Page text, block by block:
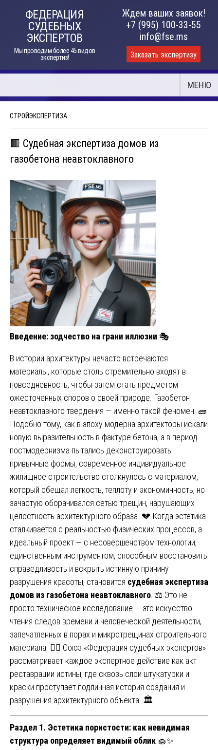
ФЕДЕРАЦИЯ
СУДЕБНЫХ
ЭКСПЕРТОВ
Мы проводим более 45 видов
экспертиз!
Ждем ваших заявок!
+7 (995) 100-33-55
info@fse.ms
Заказать экспертизу
МЕНЮ
СТРОЙЭКСПЕРТИЗА
🟥 Судебная экспертиза домов из
газобетона неавтоклавного
Введение: зодчество на грани иллюзии 🎭
В истории архитектуры нечасто встречаются
материалы, которые столь стремительно входят в
повседневность, чтобы затем стать предметом
ожесточенных споров о своей природе. Газобетон
неавтоклавного твердения — именно такой феномен. 🧱
Подобно тому, как в эпоху модерна архитекторы искали
новую выразительность в фактуре бетона, а в период
постмодернизма пытались деконструировать
привычные формы, современное индивидуальное
жилищное строительство столкнулось с материалом,
который обещал легкость, теплоту и экономичность, но
зачастую оборачивался сетью трещин, нарушающих
целостность архитектурного образа. 💔 Когда эстетика
сталкивается с реальностью физических процессов, а
идеальный проект — с несовершенством технологии,
единственным инструментом, способным восстановить
справедливость и вскрыть истинную причину
разрушения красоты, становится судебная экспертиза
домов из газобетона неавтоклавного . ⚖️ Это не
просто техническое исследование — это искусство
чтения следов времени и человеческой деятельности,
запечатленных в порах и микротрещинах строительного
материала. 🕵️‍♂️ Союз «Федерация судебных экспертов»
рассматривает каждое экспертное действие как акт
реставрации истины, где сквозь слои штукатурки и
краски проступает подлинная история создания и
разрушения архитектурного объекта. 🏛️
Раздел 1. Эстетика пористости: как невидимая
структура определяет видимый облик 🧽✨